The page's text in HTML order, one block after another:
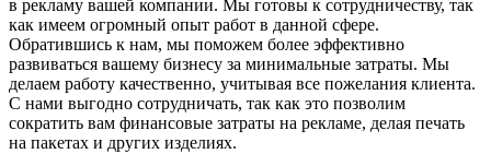
в рекламу вашей компании. Мы готовы к сотрудничеству, так
как имеем огромный опыт работ в данной сфере.
Обратившись к нам, мы поможем более эффективно
развиваться вашему бизнесу за минимальные затраты. Мы
делаем работу качественно, учитывая все пожелания клиента.
С нами выгодно сотрудничать, так как это позволим
сократить вам финансовые затраты на рекламе, делая печать
на пакетах и других изделиях.